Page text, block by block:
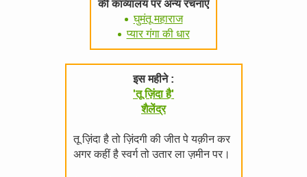
की काव्यालय पर अन्य रचनाएँ
घुमंतू महाराज
प्यार गंगा की धार
इस महीने :
'तू ज़िंदा है'
शैलेंद्र
तू ज़िंदा है तो ज़िंदगी की जीत पे यक़ीन कर
अगर कहीं है स्वर्ग तो उतार ला ज़मीन पर।